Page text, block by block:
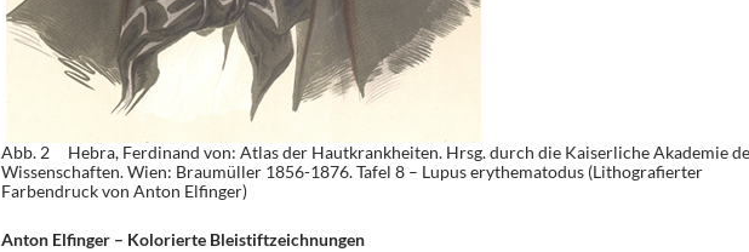
Abb. 2 Hebra, Ferdinand von: Atlas der Hautkrankheiten. Hrsg. durch die Kaiserliche Akademie
Wissenschaften. Wien: Braumüller 1856-1876. Tafel 8 – Lupus erythematodus (Lithografierter
Farbendruck von Anton Elfinger)
Anton Elfinger – Kolorierte Bleistiftzeichnungen